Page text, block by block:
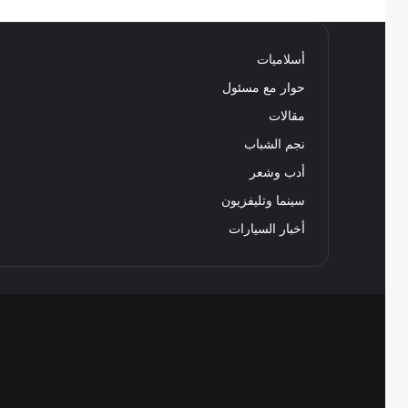
أسلاميات
حوار مع مسئول
مقالات
نجم الشباب
أدب وشعر
سينما وتليفزيون
أخبار السيارات